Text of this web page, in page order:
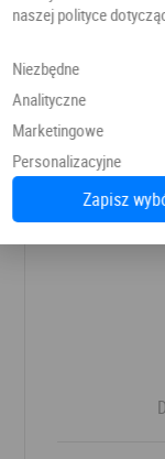
naszej polityce
Niezbędne
Analityczne
Marketingowe
Personalizacyjne
Zapisz